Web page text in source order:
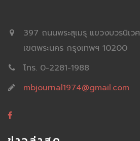
397 ถนนพระสุเมรุ แขวงบวรนิเวศ
เขตพระนคร กรุงเทพฯ 10200
โทร. 0-2281-1988
mbjournal1974@gmail.com